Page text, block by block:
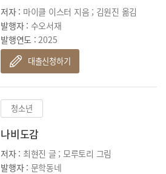
저자 : 마이클 이스터 지음 ; 김원진 옮김
발행자 : 수오서재
발행연도 :2025
대출신청하기
청소년
나비도감
저자 : 최현진 글 ; 모루토리 그림
발행자 : 문학동네